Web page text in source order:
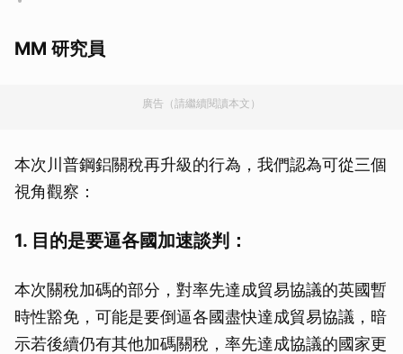
MM 研究員
廣告（請繼續閱讀本文）
本次川普鋼鋁關稅再升級的行為，我們認為可從三個
視角觀察：
1. 目的是要逼各國加速談判：
本次關稅加碼的部分，對率先達成貿易協議的英國暫
時性豁免，可能是要倒逼各國盡快達成貿易協議，暗
示若後續仍有其他加碼關稅，率先達成協議的國家更